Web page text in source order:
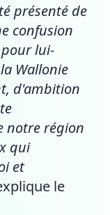
présenté de
confusion
lui-
Wallonie
d'ambition
notre région
qui
et
le